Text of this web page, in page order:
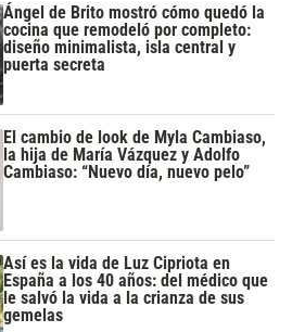
Ángel de Brito mostró cómo quedó la
cocina que remodeló por completo:
diseño minimalista, isla central y
puerta secreta
El cambio de look de Myla Cambiaso,
la hija de María Vázquez y Adolfo
Cambiaso: “Nuevo día, nuevo pelo”
Así es la vida de Luz Cipriota en
España a los 40 años: del médico que
le salvó la vida a la crianza de sus
gemelas